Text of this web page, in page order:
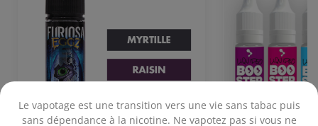
Le vapotage est une transition vers une vie sans tabac puis
sans dépendance à la nicotine. Ne vapotez pas si vous ne